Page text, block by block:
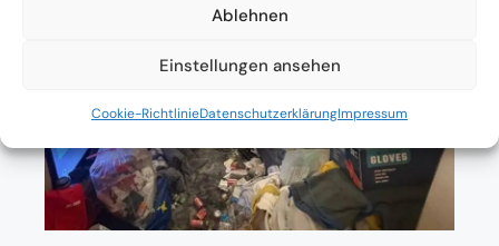
Ablehnen
Einstellungen ansehen
Cookie-RichtlinieDatenschutzerklärungImpressum